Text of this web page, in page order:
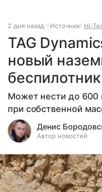
2 дня назад Источник: Hi-
TAG
новый
Может нести до 600
при собственной
Денис
Автор новостей